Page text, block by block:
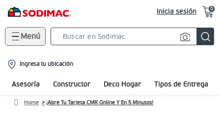
Inicia sesión 0
Menú
location-
icon
Ingresa tu ubicación
Asesoría Constructor Deco Hogar Tipos de Entrega
Home ¡Abre Tu Tarjeta CMR Online Y En 5 Minutos!